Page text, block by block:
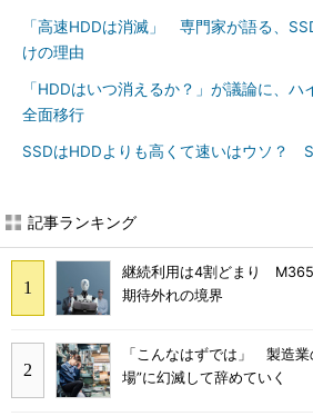
「高速HDDは消滅」 専門家が語る、
けの理由
「HDDはいつ消えるか？」が議論に、
全面移行
SSDはHDDよりも高くて速いはウソ？
記事ランキング
継続利用は4割どまり
期待外れの境界
「こんなはずでは」 製造
場”に幻滅して辞めていく